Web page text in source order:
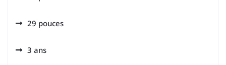
29 pouces
3 ans